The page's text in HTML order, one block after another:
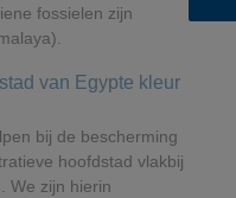
fossielen zijn
van Egypte kleur
bij de bescherming
hoofdstad vlakbij
We zijn hierin